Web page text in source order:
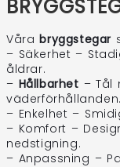
Vårabryggstegar
– Säkerhet –
åldrar.
– Hållbarhet – Tål
väderförhållanden.
– Enkelhet –
– Komfort –
nedstigning.
– Anpassning –